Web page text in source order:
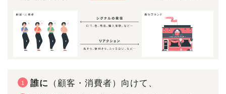
誰に
（顧客・消費者）向けて、